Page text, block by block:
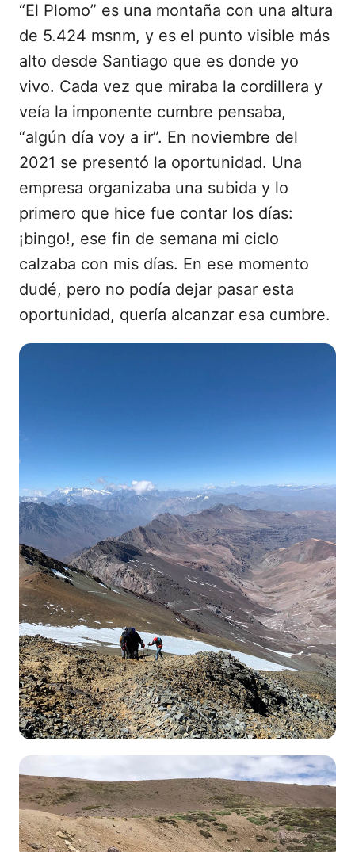
“El Plomo” es una montaña con una altura
de 5.424 msnm, y es el punto visible más
alto desde Santiago que es donde yo
vivo. Cada vez que miraba la cordillera y
veía la imponente cumbre pensaba,
“algún día voy a ir”. En noviembre del
2021 se presentó la oportunidad. Una
empresa organizaba una subida y lo
primero que hice fue contar los días:
¡bingo!, ese fin de semana mi ciclo
calzaba con mis días. En ese momento
dudé, pero no podía dejar pasar esta
oportunidad, quería alcanzar esa cumbre.